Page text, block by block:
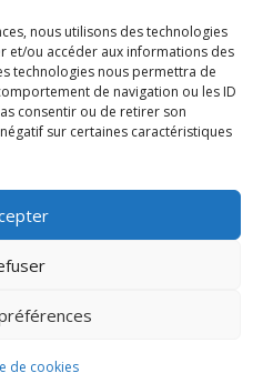
nous utilisons des technologies
et/ou accéder aux informations des
technologies nous permettra de
de navigation ou les ID
consentir ou de retirer son
sur certaines caractéristiques
de cookies
Léocadie | Site